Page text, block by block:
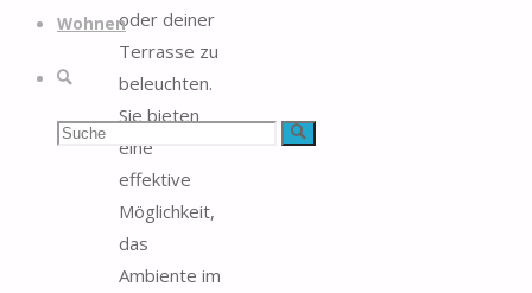
Wohnen
Suche
Suchen Suche
oder deiner
Terrasse zu
beleuchten.
Sie bieten
eine
effektive
Möglichkeit,
das
Ambiente im